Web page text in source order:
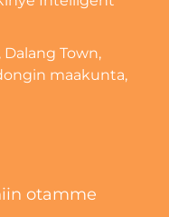
Town,
maakunta,
otamme